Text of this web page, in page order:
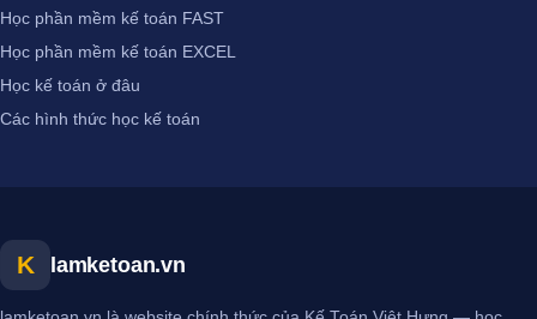
Học phần mềm kế toán FAST
Học phần mềm kế toán EXCEL
Học kế toán ở đâu
Các hình thức học kế toán
K lamketoan.vn